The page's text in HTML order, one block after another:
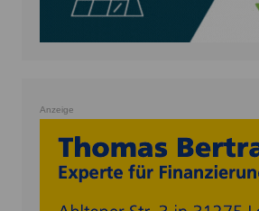
Anzeige